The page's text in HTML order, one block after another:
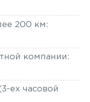
200 км:
компании:
ех часовой